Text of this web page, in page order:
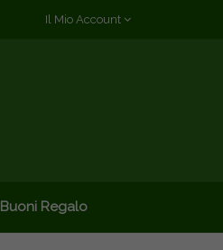
Il Mio Account
Buoni Regalo